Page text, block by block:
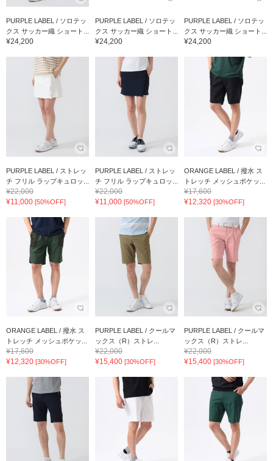
PURPLE LABEL / ソロテッ
クス サッカー織 ショート...
¥24,200
PURPLE LABEL / ソロテッ
クス サッカー織 ショート...
¥24,200
PURPLE LABEL / ソロテッ
クス サッカー織 ショート...
¥24,200
PURPLE LABEL / ストレッ
チ フリル ラップキュロッ...
¥22,000
¥11,000 [50%OFF]
PURPLE LABEL / ストレッ
チ フリル ラップキュロッ...
¥22,000
¥11,000 [50%OFF]
ORANGE LABEL / 撥水 ス
トレッチ メッシュポケッ...
¥17,600
¥12,320 [30%OFF]
ORANGE LABEL / 撥水 ス
トレッチ メッシュポケッ...
¥17,600
¥12,320 [30%OFF]
PURPLE LABEL / クールマ
ックス（R）ストレ...
¥22,000
¥15,400 [30%OFF]
PURPLE LABEL / クールマ
ックス（R）ストレ...
¥22,000
¥15,400 [30%OFF]